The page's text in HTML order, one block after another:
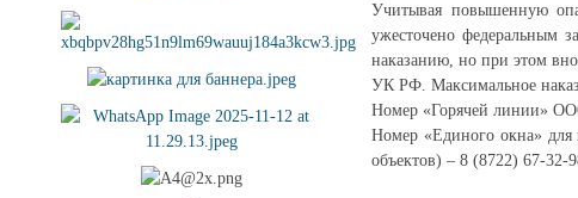
Учитывая повышенную
ужесточено федеральным
наказанию, но при этом
УК РФ. Максимальное
Номер «Горячей линии»
Номер «Единого окна» для
объектов) – 8 (8722) 67-32-